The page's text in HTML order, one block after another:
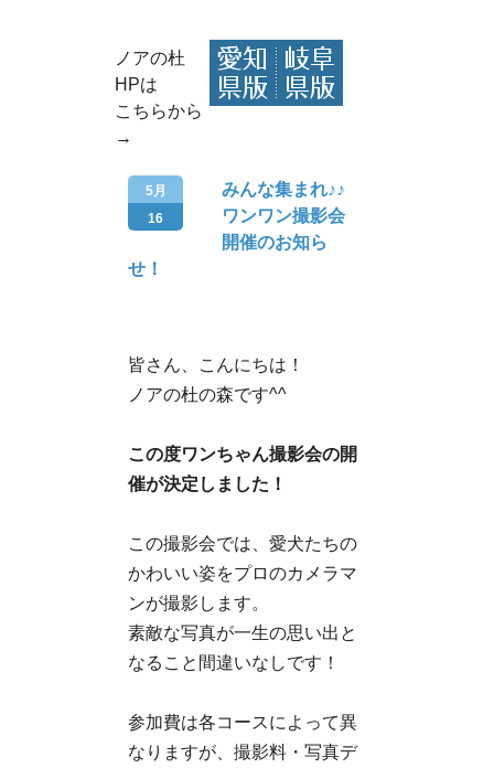
ノアの杜
HPは
こちらから
→
5月
16
みんな集まれ♪♪
ワンワン撮影会
開催のお知ら
せ！
皆さん、こんにちは！
ノアの杜の森です^^
この度ワンちゃん撮影会の開
催が決定しました！
この撮影会では、愛犬たちの
かわいい姿をプロのカメラマ
ンが撮影します。
素敵な写真が一生の思い出と
なること間違いなしです！
参加費は各コースによって異
なりますが、撮影料・写真デ